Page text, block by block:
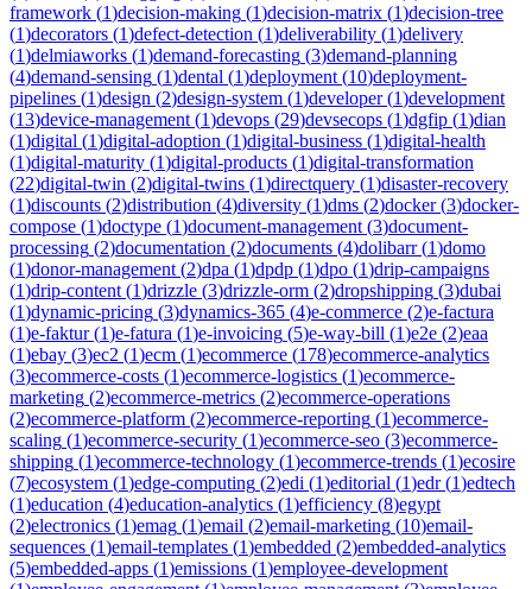
framework (1)decision-making (1)decision-matrix (1)decision-tree
(1)decorators (1)defect-detection (1)deliverability (1)delivery
(1)delmiaworks (1)demand-forecasting (3)demand-planning
(4)demand-sensing (1)dental (1)deployment (10)deployment-
pipelines (1)design (2)design-system (1)developer(1)development
(13)device-management (1)devops (29)devsecops (1)dgfip (1)dian
(1)digital (1)digital-adoption (1)digital-business (1)digital-health
(1)digital-maturity (1)digital-products (1)digital-transformation
(22)digital-twin (2)digital-twins (1)directquery (1)disaster-recovery
(1)discounts (2)distribution (4)diversity (1)dms (2)docker(3)docker-
compose (1)doctype (1)document-management (3)document-
processing (2)documentation (2)documents (4)dolibarr(1)domo
(1)donor-management (2)dpa (1)dpdp (1)dpo (1)drip-campaigns
(1)drip-content (1)drizzle (3)drizzle-orm (2)dropshipping (3)dubai
(1)dynamic-pricing (3)dynamics-365 (4)e-commerce (2)e-factura
(1)e-faktur(1)e-fatura (1)e-invoicing (5)e-way-bill (1)e2e (2)eaa
(1)ebay (3)ec2 (1)ecm (1)ecommerce (178)ecommerce-analytics
(3)ecommerce-costs (1)ecommerce-logistics (1)ecommerce-
marketing (2)ecommerce-metrics (2)ecommerce-operations
(2)ecommerce-platform (2)ecommerce-reporting (1)ecommerce-
scaling (1)ecommerce-security (1)ecommerce-seo (3)ecommerce-
shipping (1)ecommerce-technology (1)ecommerce-trends (1)ecosire
(7)ecosystem (1)edge-computing (2)edi (1)editorial (1)edr(1)edtech
(1)education (4)education-analytics (1)efficiency (8)egypt
(2)electronics (1)emag (1)email (2)email-marketing (10)email-
sequences (1)email-templates (1)embedded (2)embedded-analytics
(5)embedded-apps (1)emissions (1)employee-development